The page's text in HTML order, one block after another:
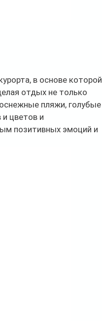
в основе которой
отдых не только
пляжи, голубые
цветов и
позитивных эмоций и